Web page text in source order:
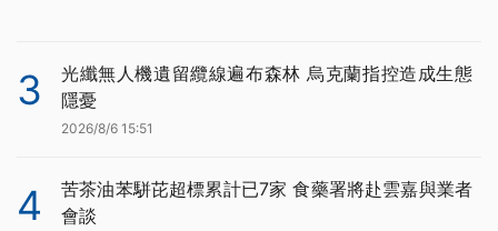
3
光纖無人機遺留纜線遍布森林 烏克蘭指控造成生態
隱憂
2026/8/6 15:51
4
苦茶油苯駢芘超標累計已7家 食藥署將赴雲嘉與業者
會談